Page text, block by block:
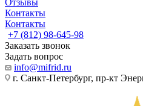
Отзывы
Контакты
Контакты
+7 (812) 98-645-98
Заказать звонок
Задать вопрос
info@mifrid.ru
г. Санкт-Петербург, пр-кт